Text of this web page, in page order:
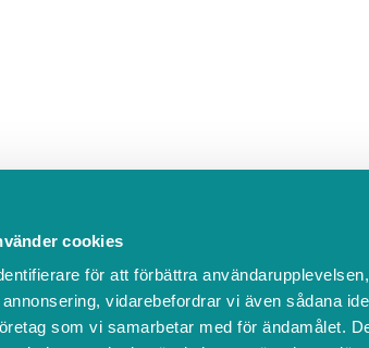
cookies
för att förbättra
vidarebefordrar vi även sådana
som vi samarbetar med för ändamålet.